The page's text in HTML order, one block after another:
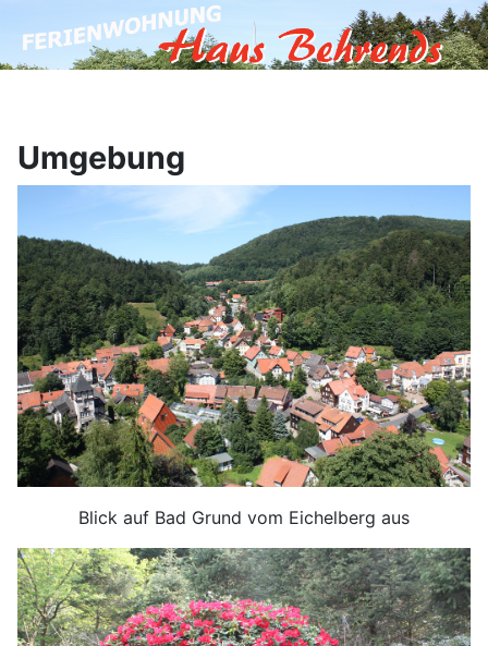
Umgebung
Blick auf Bad Grund vom Eichelberg aus